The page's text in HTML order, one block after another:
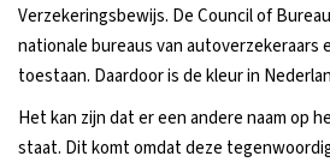
Verzekeringsbewijs. De Council of
nationale bureaus van autoverzekeraars
toestaan. Daardoor is de kleur in
Het kan zijn dat er een andere naam op
staat. Dit komt omdat deze